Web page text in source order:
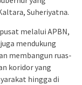
Suheriyatna.
melalui APBN,
mendukung
membangun ruas-
koridor yang
hingga di